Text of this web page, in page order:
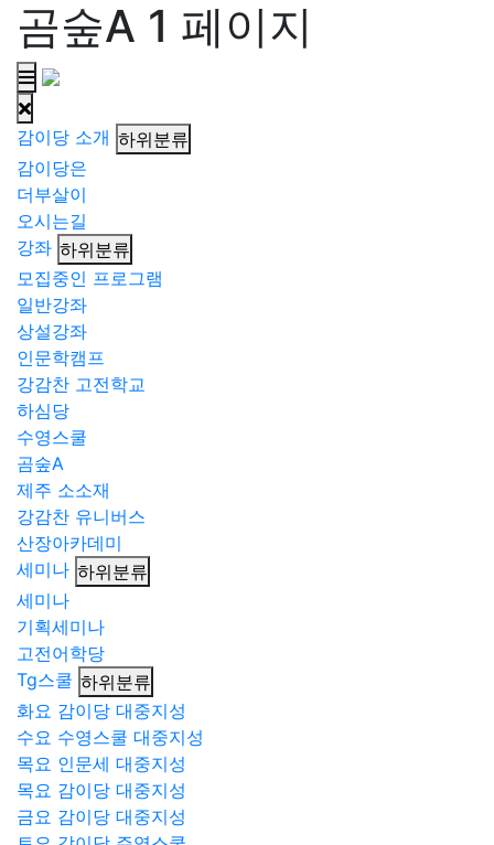
곰숲A 1 페이지
감이당 소개 하위분류
감이당은
더부살이
오시는길
강좌 하위분류
모집중인 프로그램
일반강좌
상설강좌
인문학캠프
강감찬 고전학교
하심당
수영스쿨
곰숲A
제주 소소재
강감찬 유니버스
산장아카데미
세미나 하위분류
세미나
기획세미나
고전어학당
Tg스쿨 하위분류
화요 감이당 대중지성
수요 수영스쿨 대중지성
목요 인문세 대중지성
목요 감이당 대중지성
금요 감이당 대중지성